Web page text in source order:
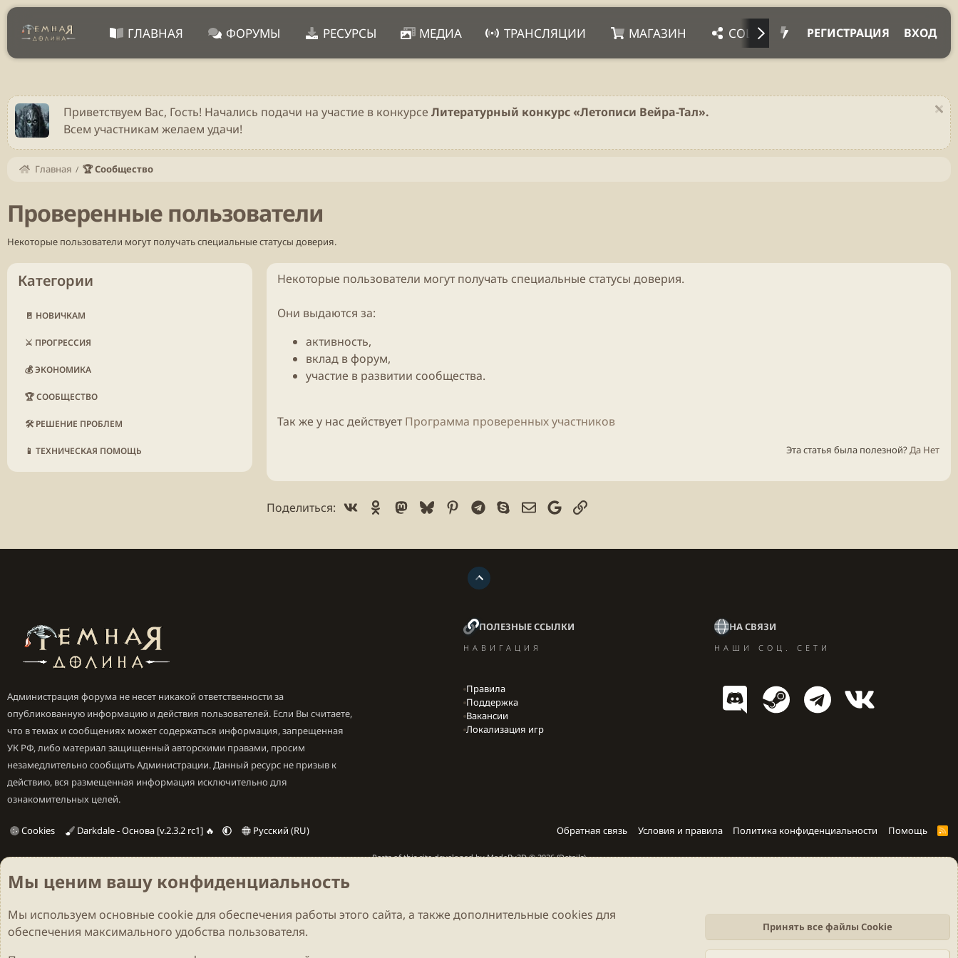
ГЛАВНАЯ ФОРУМЫ РЕСУРСЫ МЕДИА ТРАНСЛЯЦИИ МАГАЗИН СОЦ. СЕТИ ПРОЧЕЕ ВХОД
РЕГИСТРАЦИЯ
Приветствуем Вас, Гость! Начались подачи на участие в конкурсе Литературный конкурс «Летописи Вейра-Тал».
Всем участникам желаем удачи!
Главная 🏆 Сообщество
Проверенные пользователи
Некоторые пользователи могут получать специальные статусы доверия.
Категории
🚪 НОВИЧКАМ
⚔️ ПРОГРЕССИЯ
💰 ЭКОНОМИКА
🏆 СООБЩЕСТВО
🛠️ РЕШЕНИЕ ПРОБЛЕМ
📱 ТЕХНИЧЕСКАЯ ПОМОЩЬ
Некоторые пользователи могут получать специальные статусы доверия.
Они выдаются за:
активность,
вклад в форум,
участие в развитии сообщества.
Так же у нас действует Программа проверенных участников
Эта статья была полезной? Да Нет
Поделиться: Vk Ok Mastodon
BlueskyPinterest
Telegram
SkypeЭлектронная почта
GoogleСсылка
Администрация форума не несет никакой ответственности за
опубликованную информацию и действия пользователей. Если Вы считаете,
что в темах и сообщениях может содержаться информация, запрещенная
УК РФ, либо материал защищенный авторскими правами, просим
незамедлительно сообщить Администрации. Данный ресурс не призыв к
действию, вся размещенная информация исключительно для
ознакомительных целей.
ПОЛЕЗНЫЕ ССЫЛКИ
НАВИГАЦИЯ
Правила
Поддержка
Вакансии
Локализация игр
НА СВЯЗИ
НАШИ СОЦ. СЕТИ
Cookies Darkdale - Основа [v.2.3.2 rc1] 🔥 Русский (RU) Обратная связь Условия и правила Политика конфиденциальности Помощь
R
Parts of this site developed byMadeBy2D© 2026 (Details)
Мы ценим вашу конфиденциальность
Мы используем основные cookieдля обеспечения работы этого сайта, а также дополнительные cookies для
обеспечения максимального удобства пользователя.
Принять все файлы Cookie